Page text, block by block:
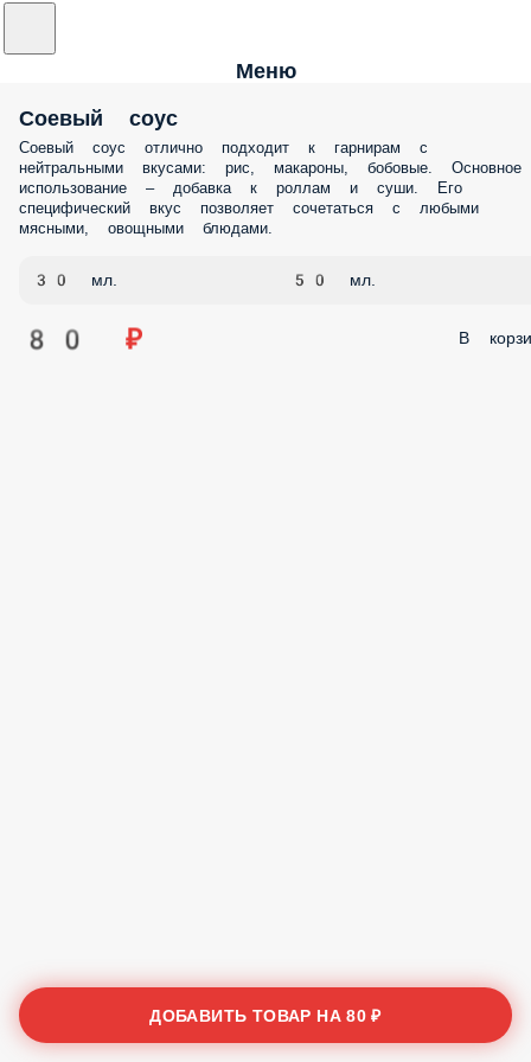
Меню
Соевый соус
Соевый соус отлично подходит к гарнирам с
нейтральными вкусами: рис, макароны, бобовые. Основное
использование – добавка к роллам и суши. Его
специфический вкус позволяет сочетаться с любыми
мясными, овощными блюдами.
30 мл. 50 мл.
80 ₽ В
ДОБАВИТЬ ТОВАР НА80 ₽